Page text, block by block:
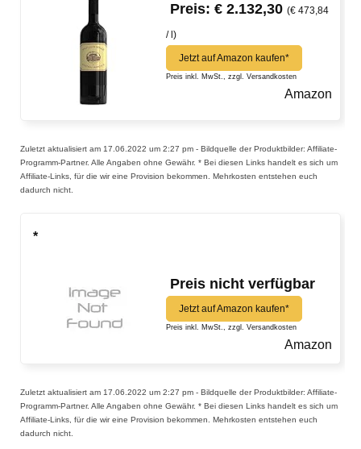
Preis: € 2.132,30 (€ 473,84
/ l)
Jetzt auf Amazon kaufen*
Preis inkl. MwSt., zzgl. Versandkosten
Amazon
Zuletzt aktualisiert am 17.06.2022 um 2:27 pm - Bildquelle der Produktbilder: Affiliate-
Programm-Partner. Alle Angaben ohne Gewähr. * Bei diesen Links handelt es sich um
Affiliate-Links, für die wir eine Provision bekommen. Mehrkosten entstehen euch
dadurch nicht.
*
Preis nicht verfügbar
Jetzt auf Amazon kaufen*
Preis inkl. MwSt., zzgl. Versandkosten
Amazon
Zuletzt aktualisiert am 17.06.2022 um 2:27 pm - Bildquelle der Produktbilder: Affiliate-
Programm-Partner. Alle Angaben ohne Gewähr. * Bei diesen Links handelt es sich um
Affiliate-Links, für die wir eine Provision bekommen. Mehrkosten entstehen euch
dadurch nicht.